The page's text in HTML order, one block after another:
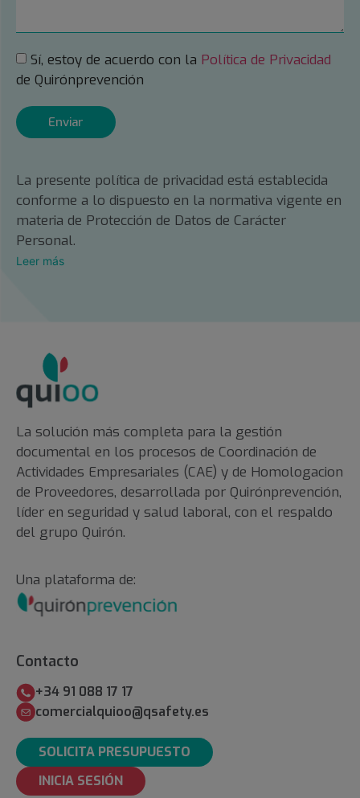
Sí, estoy de acuerdo con la Política de Privacidad
de Quirónprevención
Enviar
La presente política de privacidad está establecida
conforme a lo dispuesto en la normativa vigente en
materia de Protección de Datos de Carácter
Personal.
Leer más
La solución más completa para la gestión
documental en los procesos de Coordinación de
Actividades Empresariales (CAE) y de Homologacion
de Proveedores, desarrollada por Quirónprevención,
líder en seguridad y salud laboral, con el respaldo
del grupo Quirón.
Una plataforma de:
Contacto
+34 91 088 17 17
comercialquioo@qsafety.es
SOLICITA PRESUPUESTO
INICIA SESIÓN